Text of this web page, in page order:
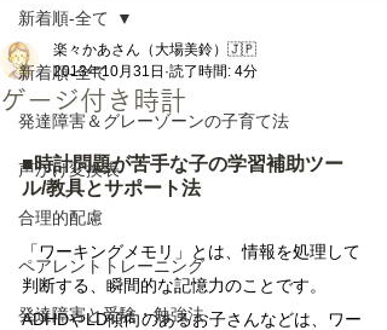
新着順-全て
発達障害＆グレーゾーンの子育て法
声かけ変換表
合理的配慮
ペアレントトレーニング
発達障害と受験・勉強法
新着順-全て
ゲージ付き時計
楽々かあさん（大場美鈴）🇯🇵
2013年10月31日 読了時間: 4分
■時計問題が苦手な子の学習補助ツー
ル/教具とサポート法
「ワーキングメモリ」とは、情報を処理して
判断する、瞬間的な記憶力のことです。
ADHDやLD傾向のあるお子さんなどは、ワー